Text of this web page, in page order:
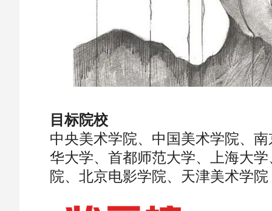
目标院校
中央美术学院、中国美术学院、
华大学、首都师范大学、上海大
院、北京电影学院、天津美术学院